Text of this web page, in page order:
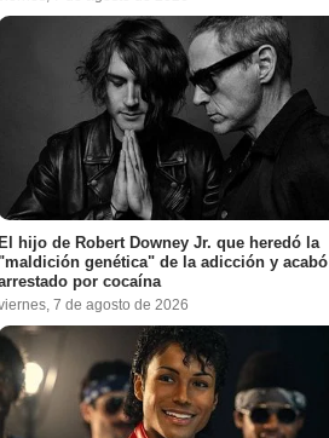
El hijo de Robert Downey Jr. que heredó la
genética" de la adicción y acabó
por cocaína
7 de agosto de 2026